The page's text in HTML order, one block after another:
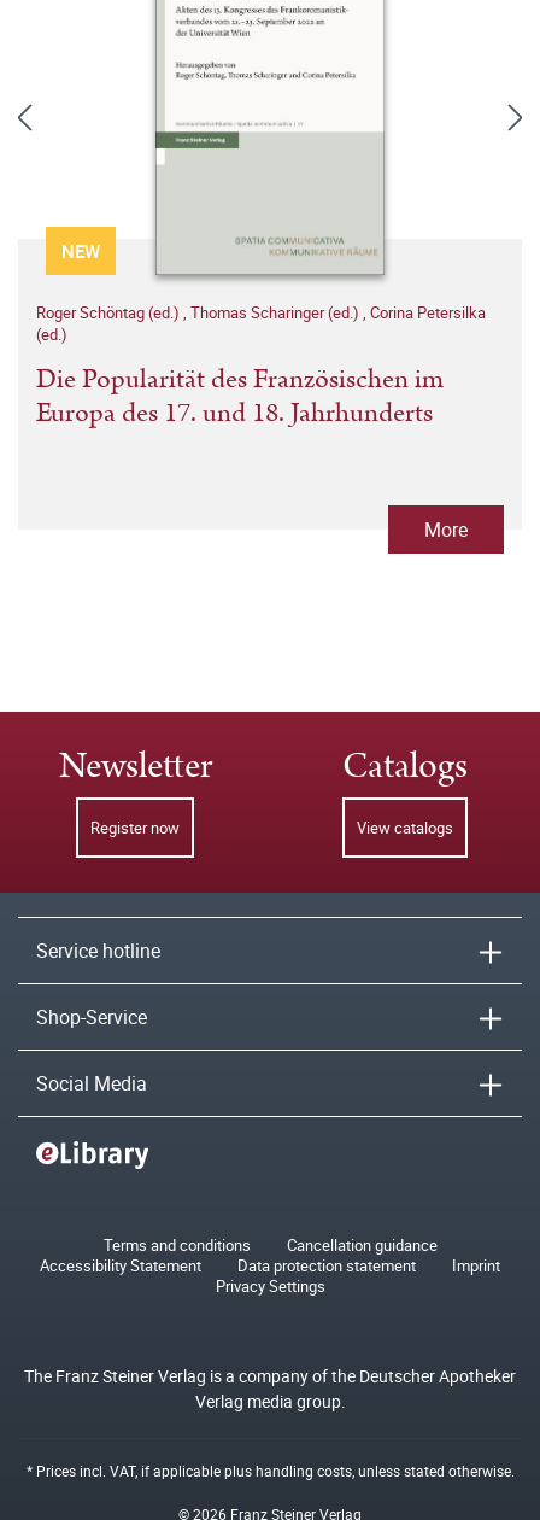
NEW
Roger Schöntag (ed.) , Thomas Scharinger (ed.) , Corina Petersilka
(ed.)
Die Popularität des Französischen im
Europa des 17. und 18. Jahrhunderts
More
Newsletter
Register now
Catalogs
View catalogs
Service hotline
Shop-Service
Social Media
Terms and conditions
Cancellation guidance
Accessibility Statement
Data protection statement
Imprint
Privacy Settings
The Franz Steiner Verlag is a company of the Deutscher Apotheker
Verlag media group.
* Prices incl. VAT, if applicable plushandling costs, unless stated otherwise.
© 2026 Franz Steiner Verlag